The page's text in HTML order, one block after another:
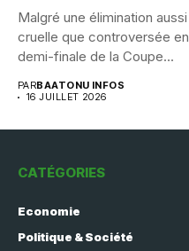
Malgré une élimination aussi
cruelle que controversée en
demi-finale de la Coupe...
PARBAATONU INFOS
16 JUILLET 2026
CATÉGORIES
Economie
Politique & Société